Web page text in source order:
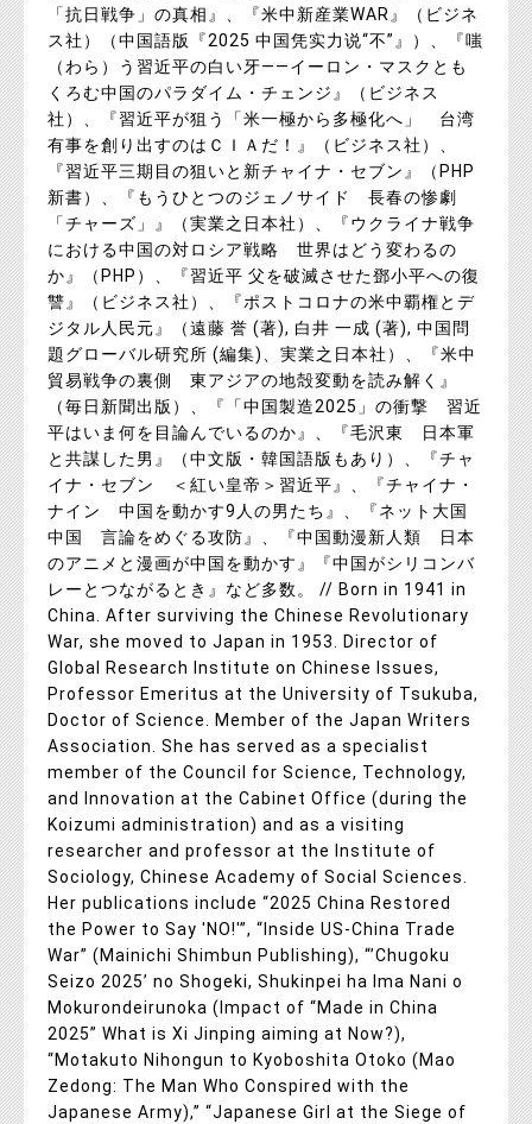
「抗日戦争」の真相』、『米中新産業WAR』（ビジネ
ス社）（中国語版『2025 中国凭实力说“不”』）、『嗤
（わら）う習近平の白い牙――イーロン・マスクとも
くろむ中国のパラダイム・チェンジ』（ビジネス
社）、『習近平が狙う「米一極から多極化へ」 台湾
有事を創り出すのはＣＩＡだ！』（ビジネス社）、
『習近平三期目の狙いと新チャイナ・セブン』（PHP
新書）、『もうひとつのジェノサイド 長春の惨劇
「チャーズ」』（実業之日本社）、『ウクライナ戦争
における中国の対ロシア戦略 世界はどう変わるの
か』（PHP）、『習近平 父を破滅させた鄧小平への復
讐』（ビジネス社）、『ポストコロナの米中覇権とデ
ジタル人民元』（遠藤 誉 (著), 白井 一成 (著), 中国問
題グローバル研究所 (編集)、実業之日本社）、『米中
貿易戦争の裏側 東アジアの地殻変動を読み解く』
（毎日新聞出版）、『「中国製造2025」の衝撃 習近
平はいま何を目論んでいるのか』、『毛沢東 日本軍
と共謀した男』（中文版・韓国語版もあり）、『チャ
イナ・セブン ＜紅い皇帝＞習近平』、『チャイナ・
ナイン 中国を動かす9人の男たち』、『ネット大国
中国 言論をめぐる攻防』、『中国動漫新人類 日本
のアニメと漫画が中国を動かす』『中国がシリコンバ
レーとつながるとき』など多数。 // Born in 1941 in
China. After surviving the Chinese Revolutionary
War, she moved to Japan in 1953. Director of
Global Research Institute on Chinese Issues,
Professor Emeritus at the University of Tsukuba,
Doctor of Science. Member of the Japan Writers
Association. She has served as a specialist
member of the Council for Science, Technology,
and Innovation at the Cabinet Office (during the
Koizumi administration) and as a visiting
researcher and professor at the Institute of
Sociology, Chinese Academy of Social Sciences.
Her publications include “2025 China Restored
the Power to Say 'NO!'”, “Inside US-China Trade
War” (Mainichi Shimbun Publishing), “’Chugoku
Seizo 2025’ no Shogeki, Shukinpei ha Ima Nani o
Mokurondeirunoka (Impact of “Made in China
2025” What is Xi Jinping aiming at Now?),
“Motakuto Nihongun to Kyoboshita Otoko (Mao
Zedong: The Man Who Conspired with the
Japanese Army),” “Japanese Girl at the Siege of